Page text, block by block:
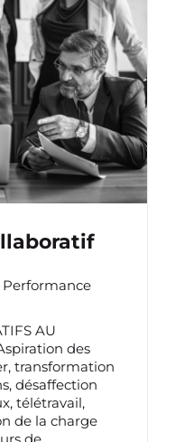
AVEC
Performance
AU
des
transformation
désaffection
télétravail,
de la charge